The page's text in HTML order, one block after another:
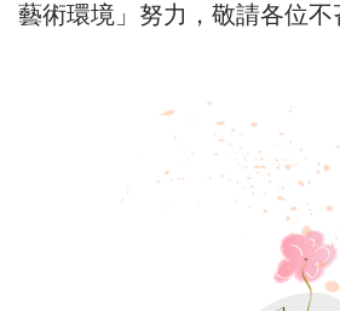
藝術環境」努力，敬請各位不